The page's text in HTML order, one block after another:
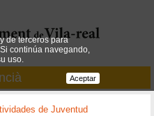
de Juventud
de terceros para
continúa navegando,
uso.
Aceptar